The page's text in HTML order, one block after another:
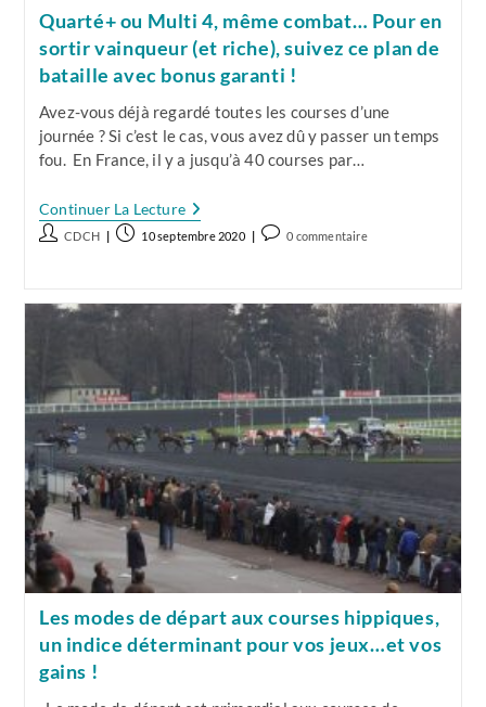
Quarté+ ou Multi 4, même combat… Pour en
sortir vainqueur (et riche), suivez ce plan de
bataille avec bonus garanti !
Avez-vous déjà regardé toutes les courses d’une
journée ? Si c’est le cas, vous avez dû y passer un temps
fou. En France, il y a jusqu’à 40 courses par…
Continuer La LectureQuarté+
Ou
Multi
Pour
Sortir
Vainqueur
Riche),
Suivez
Ce
Plan
De
Bataille
Avec
Bonus
Garanti
!
Auteur/autrice
publication :
CDCH
Publication
10 septembre 2020
Commentaires
publication :
0 commentaire
Les modes de départ aux courses hippiques,
un indice déterminant pour vos jeux…et vos
gains !